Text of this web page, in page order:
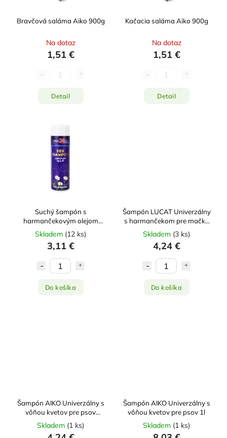
Bravčová saláma Aiko 900g
Na dotaz
1,51 €
Detail
Kačacia saláma Aiko 900g
Na dotaz
1,51 €
Detail
Suchý šampón s
harmančekovým olejom
100g
Skladem (12 ks)
3,11 €
Do košíka
Šampón LUCAT Univerzálny
s harmančekom pre mačky
250ml
Skladem (3 ks)
4,24 €
Do košíka
Šampón AIKO Univerzálny s
vôňou kvetov pre psov
250ml
Skladem (1 ks)
Šampón AIKO Univerzálny s
vôňou kvetov pre psov 1l
Skladem (1 ks)